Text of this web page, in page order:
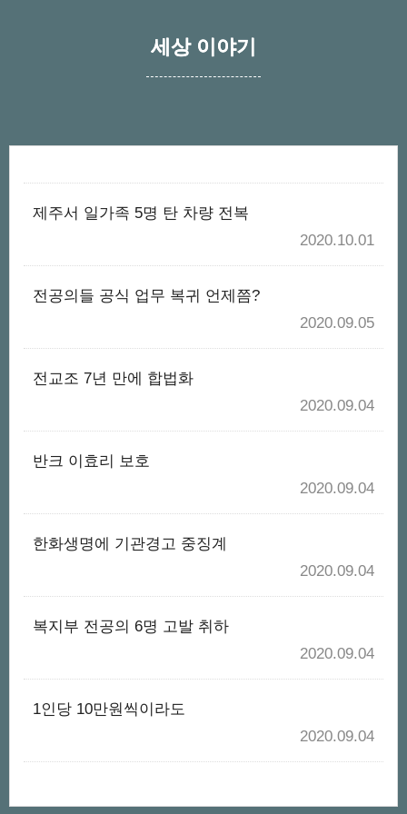
세상 이야기
제주서 일가족 5명 탄 차량 전복
2020.10.01
전공의들 공식 업무 복귀 언제쯤?
2020.09.05
전교조 7년 만에 합법화
2020.09.04
반크 이효리 보호
2020.09.04
한화생명에 기관경고 중징계
2020.09.04
복지부 전공의 6명 고발 취하
2020.09.04
1인당 10만원씩이라도
2020.09.04